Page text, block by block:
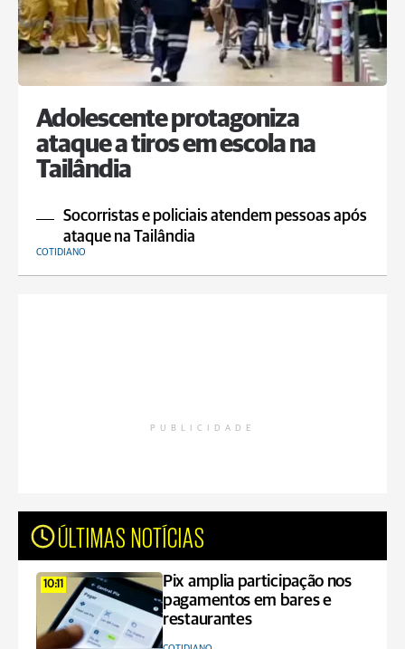
Adolescente protagoniza
ataque a tiros em escola na
Tailândia
Socorristas e policiais atendem pessoas após
ataque na Tailândia
COTIDIANO
PUBLICIDADE
ÚLTIMAS NOTÍCIAS
10:11
Pix amplia participação nos
pagamentos em bares e
restaurantes